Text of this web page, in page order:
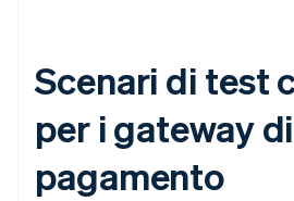
Scenari di test
per i gateway di
pagamento